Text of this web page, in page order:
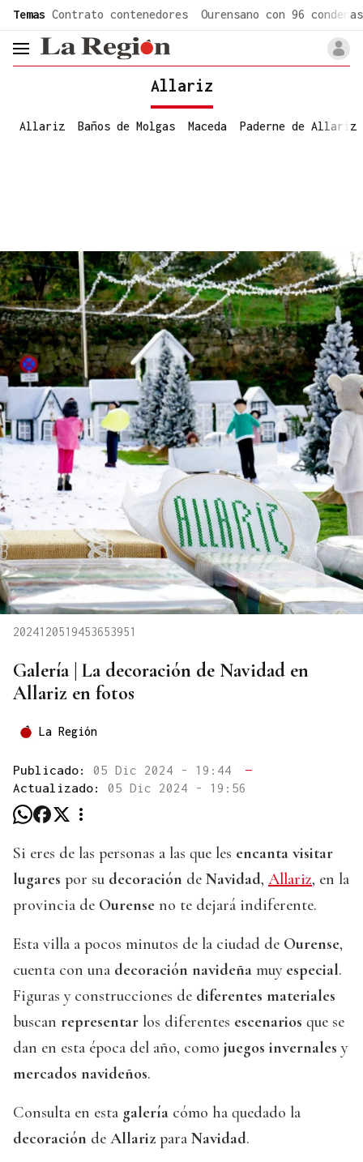
Temas Contrato contenedores Ourensano con 96 condenas
header.menu.open
Allariz
Allariz Baños de Molgas Maceda Paderne de Allariz
2024120519453653951
Galería | La decoración de Navidad en
Allariz en fotos
La Región
Publicado: 05 Dic 2024 - 19:44
—
Actualizado: 05 Dic 2024 - 19:56
Si eres de las personas a las que les encanta visitar
lugares por su decoración de Navidad, Allariz, en la
provincia de Ourense no te dejará indiferente.
Esta villa a pocos minutos de la ciudad de Ourense,
cuenta con una decoración navideña muy especial.
Figuras y construcciones de diferentes materiales
buscan representar los diferentes escenarios que se
dan en esta época del año, como juegos invernales y
mercados navideños.
Consulta en esta galería cómo ha quedado la
decoración de Allariz para Navidad.